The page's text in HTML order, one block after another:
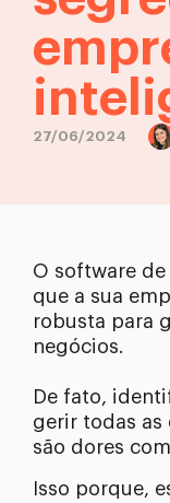
27/06/2024
O software
que a sua
robusta para
negócios.
De fato,
gerir todas as
são dores
Isso porque,